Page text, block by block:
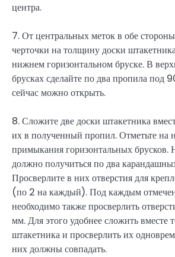
центра.
7. От центральных меток в обе
черточки на толщину доски
нижнем горизонтальном бруске. В
брусках сделайте по два пропила под
сейчас можно открыть.
8. Сложите две доски штакетника
их в полученный пропил. Отметьте на
примыкания горизонтальных брусков.
должно получиться по два
Просверлите в них отверстия для
(по 2 на каждый). Под каждым
необходимо также просверлить
мм. Для этого удобнее сложить вместе
штакетника и просверлить их
них должны совпадать.